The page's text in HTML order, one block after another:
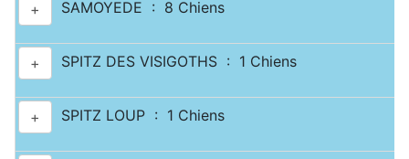
+ SAMOYEDE : 8 Chiens
+ SPITZ DES VISIGOTHS : 1 Chiens
+ SPITZ LOUP : 1 Chiens